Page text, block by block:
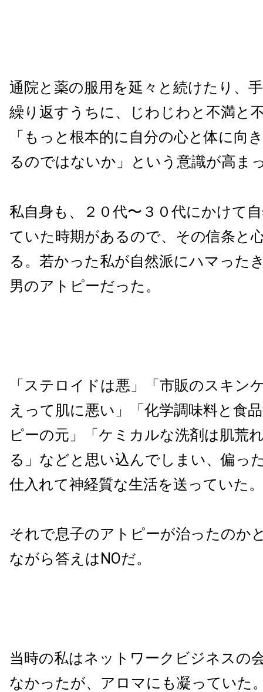
通院と薬の服用を延々と続けたり、
繰り返すうちに、じわじわと不満と
「もっと根本的に自分の心と体に向
るのではないか」という意識が高ま
私自身も、２０代〜３０代にかけて
ていた時期があるので、その信条と
る。若かった私が自然派にハマった
男のアトピーだった。
「ステロイドは悪」「市販のスキン
えって肌に悪い」「化学調味料と食
ピーの元」「ケミカルな洗剤は肌荒
る」などと思い込んでしまい、偏っ
仕入れて神経質な生活を送っていた。
それで息子のアトピーが治ったのか
ながら答えはNOだ。
当時の私はネットワークビジネスの
なかったが、アロマにも凝っていた